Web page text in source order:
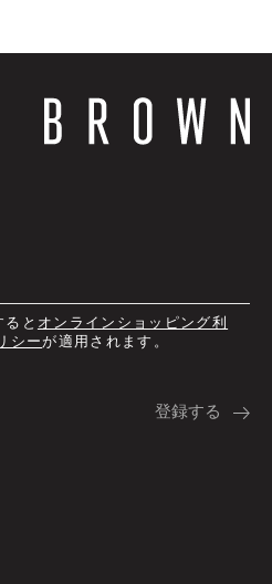
と オンラインショッピング利
シーが適用されます。